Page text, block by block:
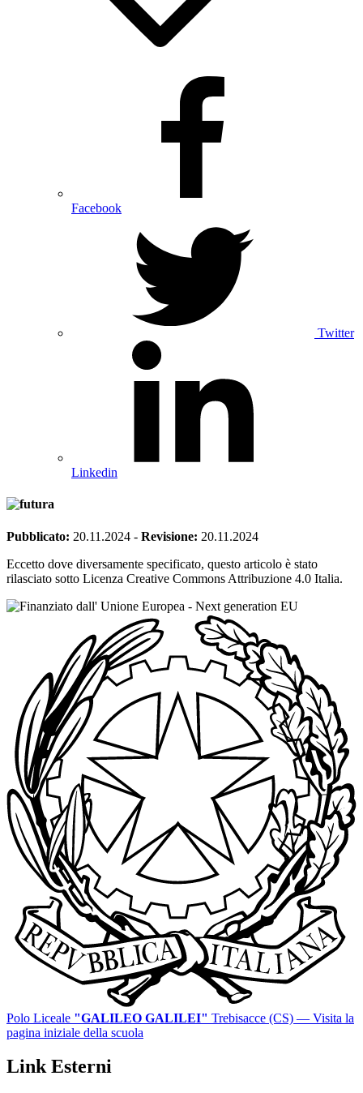
Facebook
Twitter
Linkedin
Pubblicato: 20.11.2024 - Revisione: 20.11.2024
Eccetto dove diversamente specificato, questo articolo è stato
rilasciato sotto Licenza Creative Commons Attribuzione 4.0 Italia.
Polo Liceale "GALILEO GALILEI" Trebisacce (CS) — Visita la
pagina iniziale della scuola
Link Esterni